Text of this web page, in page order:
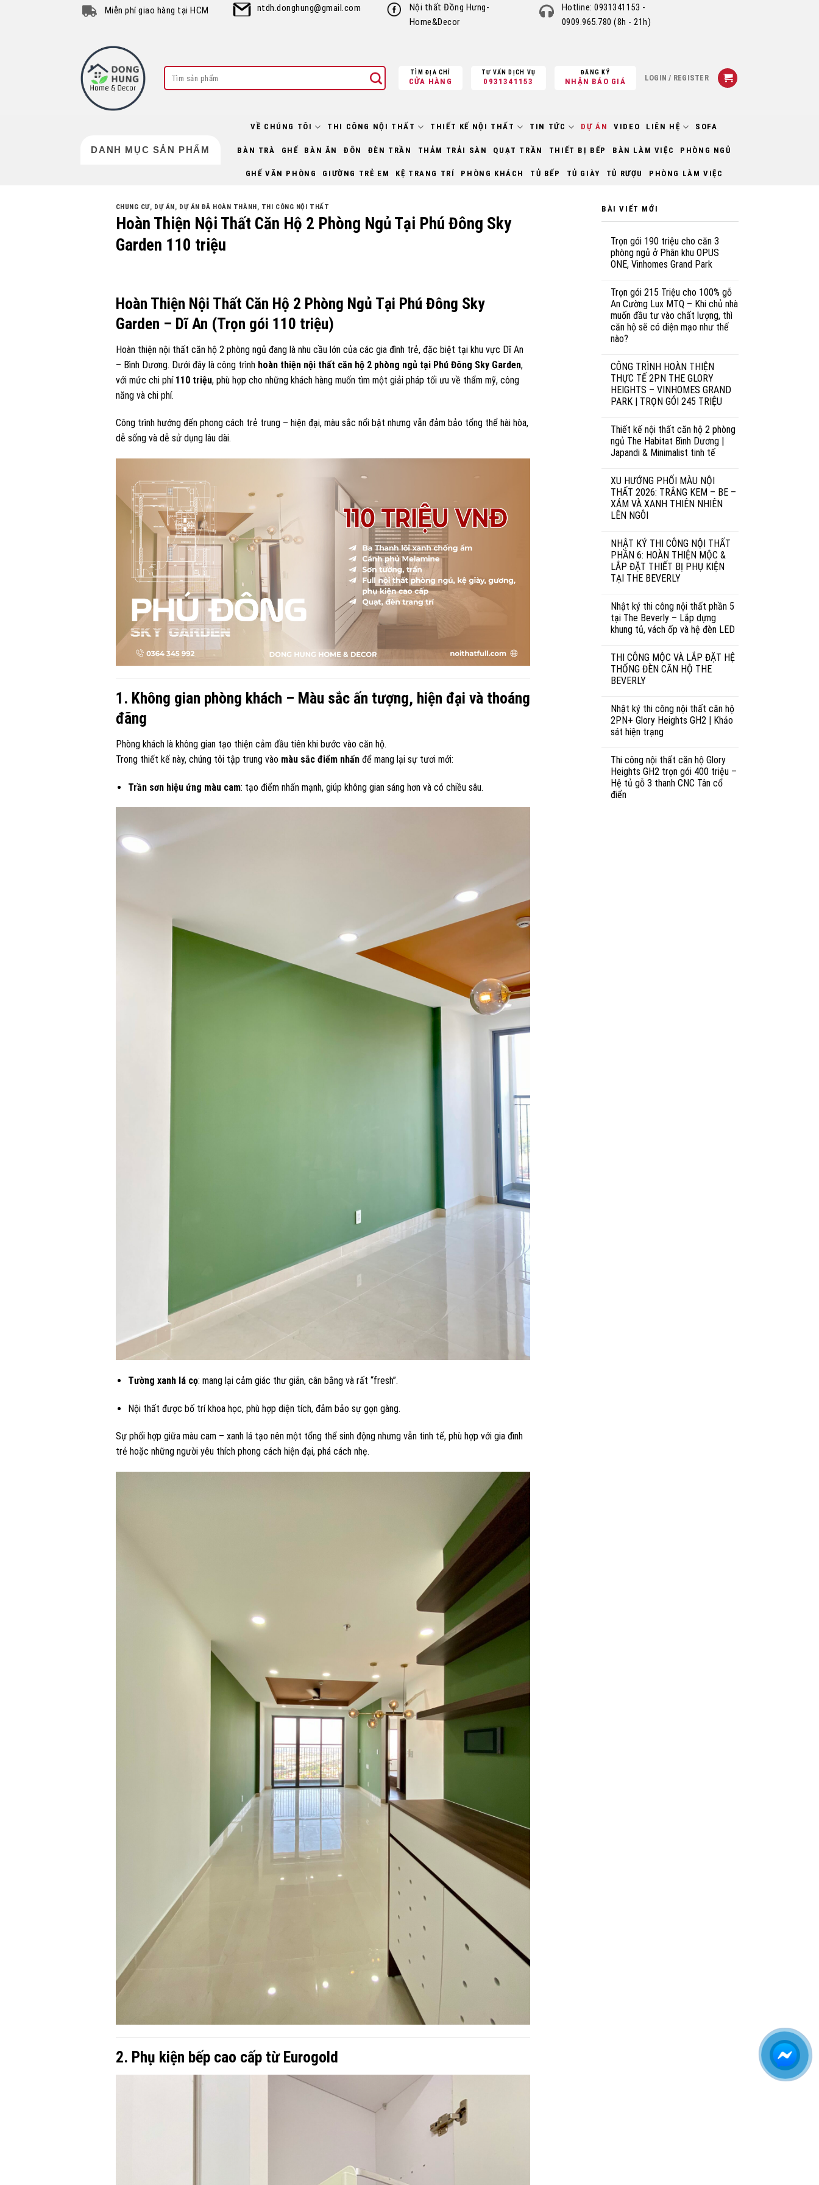
Miễn phí giao hàng tại HCM ntdh.donghung@gmail.com
Nội thất Đồng Hưng-
Home&Decor
Hotline:0931341153 -
0909.965.780(8h - 21h)
Search
for:
TÌM ĐỊA CHỈ
CỬA HÀNG
TƯ VẤN DỊCH VỤ
0931341153
ĐĂNG KÝ
NHẬN BÁO GIÁ LOGIN / REGISTER
DANH MỤC SẢN PHẨM
VỀ CHÚNG TÔI THI CÔNG NỘI THẤT THIẾT KẾ NỘI THẤT TIN TỨC DỰ ÁN VIDEO LIÊN HỆ SOFA
BÀN TRÀ GHẾ BÀN ĂN ĐÔN ĐÈN TRẦN THẢM TRẢI SÀN QUẠT TRẦN THIẾT BỊ BẾP BÀN LÀM VIỆC PHÒNG NGỦ
GHẾ VĂN PHÒNG GIƯỜNG TRẺ EM KỆ TRANG TRÍ PHÒNG KHÁCH TỦ BẾP TỦ GIÀY TỦ RƯỢU PHÒNG LÀM VIỆC
CHUNG CƯ, DỰ ÁN DỰ ÁN ĐÃ HOÀN THÀNH THI CÔNG NỘI THẤT
Hoàn Thiện Nội Thất Căn Hộ 2 Phòng Ngủ Tại Phú Đông Sky
Garden 110 triệu
Hoàn Thiện Nội Thất Căn Hộ 2 Phòng Ngủ Tại Phú Đông Sky
Garden – Dĩ An (Trọn gói 110 triệu)
Hoàn thiện nội thất căn hộ 2 phòng ngủ đang là nhu cầu lớn của các gia đình trẻ, đặc biệt tại khu vực Dĩ An
– Bình Dương. Dưới đây là công trình hoàn thiện nội thất căn hộ 2 phòng ngủ tại Phú Đông Sky Garden,
với mức chi phí 110 triệu, phù hợp cho những khách hàng muốn tìm một giải pháp tối ưu về thẩm mỹ, công
năng và chi phí.
Công trình hướng đến phong cách trẻ trung – hiện đại, màu sắc nổi bật nhưng vẫn đảm bảo tổng thể hài hòa,
dễ sống và dễ sử dụng lâu dài.
1. Không gian phòng khách – Màu sắc ấn tượng, hiện đại và thoáng
đãng
Phòng khách là không gian tạo thiện cảm đầu tiên khi bước vào căn hộ.
Trong thiết kế này, chúng tôi tập trung vào màu sắc điểm nhấnđể mang lại sự tươi mới:
Trần sơn hiệu ứng màu cam: tạo điểm nhấn mạnh, giúp không gian sáng hơn và có chiều sâu.
Tường xanh lá cọ: mang lại cảm giác thư giãn, cân bằng và rất “fresh”.
Nội thất được bố trí khoa học, phù hợp diện tích, đảm bảo sự gọn gàng.
Sự phối hợp giữa màu cam – xanh lá tạo nên một tổng thể sinh động nhưng vẫn tinh tế, phù hợp với gia đình
trẻ hoặc những người yêu thích phong cách hiện đại, phá cách nhẹ.
2. Phụ kiện bếp cao cấp từ Eurogold
BÀI VIẾT MỚI
Trọn gói 190 triệu cho căn 3
phòng ngủ ở Phân khu OPUS
ONE, Vinhomes Grand Park
Trọn gói 215 Triệu cho 100% gỗ
An Cường Lux MTQ – Khi chủ nhà
muốn đầu tư vào chất lượng, thì
căn hộ sẽ có diện mạo như thế
nào?
CÔNG TRÌNH HOÀN THIỆN
THỰC TẾ 2PN THE GLORY
HEIGHTS – VINHOMES GRAND
PARK | TRỌN GÓI 245 TRIỆU
Thiết kế nội thất căn hộ 2 phòng
ngủ The Habitat Bình Dương |
Japandi & Minimalist tinh tế
XU HƯỚNG PHỐI MÀU NỘI
THẤT 2026: TRẮNG KEM – BE –
XÁM VÀ XANH THIÊN NHIÊN
LÊN NGÔI
NHẬT KÝ THI CÔNG NỘI THẤT
PHẦN 6: HOÀN THIỆN MỘC &
LẮP ĐẶT THIẾT BỊ PHỤ KIỆN
TẠI THE BEVERLY
Nhật ký thi công nội thất phần 5
tại The Beverly – Lắp dựng
khung tủ, vách ốp và hệ đèn LED
THI CÔNG MỘC VÀ LẮP ĐẶT HỆ
THỐNG ĐÈN CĂN HỘ THE
BEVERLY
Nhật ký thi công nội thất căn hộ
2PN+ Glory Heights GH2 | Khảo
sát hiện trạng
Thi công nội thất căn hộ Glory
Heights GH2 trọn gói 400 triệu –
Hệ tủ gỗ 3 thanh CNC Tân cổ
điển